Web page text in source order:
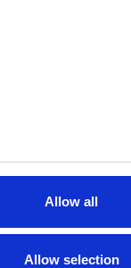
Allow all
Allow selection